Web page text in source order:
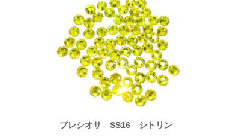
プレシオサ SS16 シトリン